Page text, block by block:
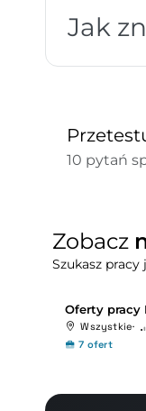
Jak
10 pytań
Zobacz
Szukasz
Oferty pracy
Wszystkie
7 ofert